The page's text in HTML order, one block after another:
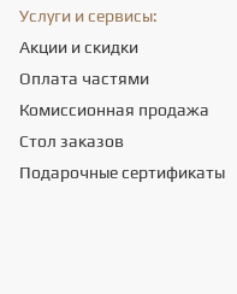
Услуги и сервисы:
Акции и скидки
Оплата частями
Комиссионная продажа
Стол заказов
Подарочные сертификаты